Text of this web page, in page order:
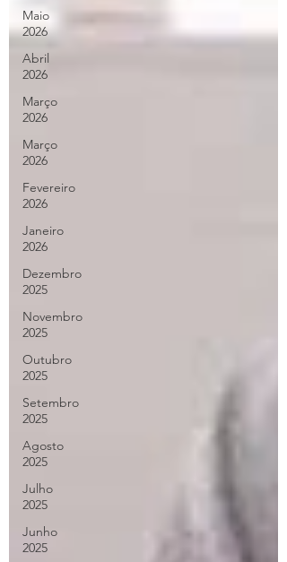
Maio
2026
Abril
2026
Março
2026
Março
2026
Fevereiro
2026
Janeiro
2026
Dezembro
2025
Novembro
2025
Outubro
2025
Setembro
2025
Agosto
2025
Julho
2025
Junho
2025